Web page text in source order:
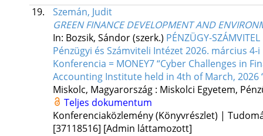
19.
Szemán, Judit
GREEN FINANCE DEVELOPMENT AND
In: Bozsik, Sándor (szerk.) PÉNZÜGY-
Pénzügyi és Számviteli Intézet 2026. március
Konferencia = MONEY7 “Cyber Challenges in
Accounting Institute held in 4th of March,
Miskolc, Magyarország : Miskolci Egyetem,
Teljes dokumentum
Konferenciaközlemény (Könyvrészlet) |
[37118516] [Admin láttamozott]